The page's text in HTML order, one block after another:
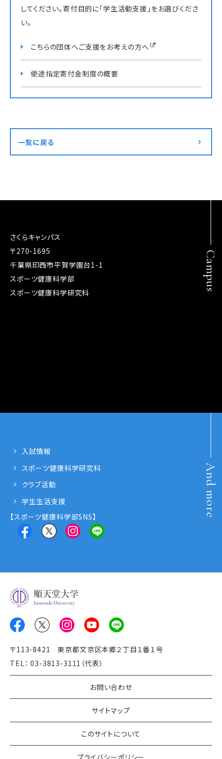
してください。寄付目的に「学生活動支援」をお選びくださ
い。
こちらの団体へご支援をお考えの方へ
使途指定寄付金制度の概要
一覧に戻る
Campus
さくらキャンパス
〒270-1695
千葉県印西市平賀学園台1-1
スポーツ健康科学部
スポーツ健康科学研究科
And more
入試情報
スポーツ健康科学研究科
クラブ活動
学生生活支援
【スポーツ健康科学部SNS】
Juntendo University
〒113-8421 東京都文京区本郷２丁目１番１号
TEL： 03-3813-3111（代表）
お問い合わせ
サイトマップ
このサイトについて
プライバシーポリシー